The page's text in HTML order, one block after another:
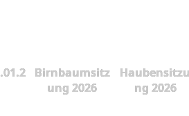
Birnbaumsitz
ung 2026
Haubensitzu
ng 2026